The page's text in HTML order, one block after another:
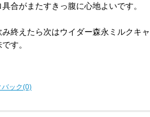
具合がまたすきっ腹に心地よいです。
み終えたら次はウイダー森永ミルクキャ
す。
バック(0)